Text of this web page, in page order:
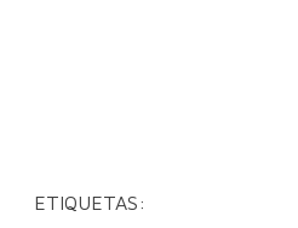
ETIQUETAS: